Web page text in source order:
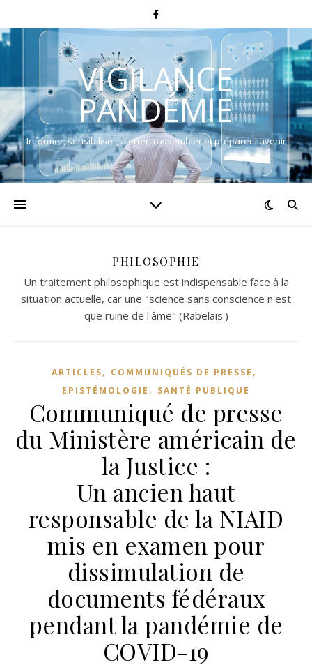
VIGILANCE
PANDÉMIE
Informer, sensibiliser, alerter, rassembler et préparer l'avenir
PHILOSOPHIE
Un traitement philosophique est indispensable face à la
situation actuelle, car une "science sans conscience n'est
que ruine de l'âme" (Rabelais.)
ARTICLES, COMMUNIQUÉS DE PRESSE ,
EPISTÉMOLOGIE , SANTÉ PUBLIQUE
Communiqué de presse
du Ministère américain de
la Justice :
Un ancien haut
responsable de la NIAID
mis en examen pour
dissimulation de
documents fédéraux
pendant la pandémie de
COVID-19